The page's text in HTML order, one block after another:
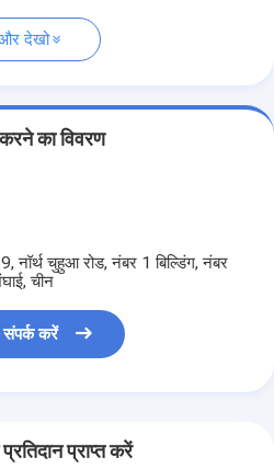
देखो
का विवरण
नॉर्थ चुहुआ रोड, नंबर 1 बिल्डिंग, नंबर
चीन
करें
प्राप्त करें